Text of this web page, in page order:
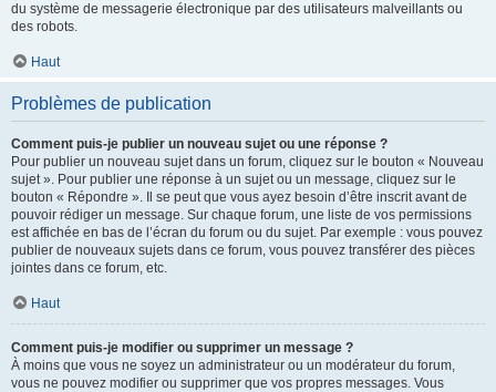
du système de messagerie électronique par des utilisateurs malveillants ou
des robots.
Haut
Problèmes de publication
Comment puis-je publier un nouveau sujet ou une réponse ?
Pour publier un nouveau sujet dans un forum, cliquez sur le bouton « Nouveau
sujet ». Pour publier une réponse à un sujet ou un message, cliquez sur le
bouton « Répondre ». Il se peut que vous ayez besoin d’être inscrit avant de
pouvoir rédiger un message. Sur chaque forum, une liste de vos permissions
est affichée en bas de l’écran du forum ou du sujet. Par exemple : vous pouvez
publier de nouveaux sujets dans ce forum, vous pouvez transférer des pièces
jointes dans ce forum, etc.
Haut
Comment puis-je modifier ou supprimer un message ?
À moins que vous ne soyez un administrateur ou un modérateur du forum,
vous ne pouvez modifier ou supprimer que vos propres messages. Vous